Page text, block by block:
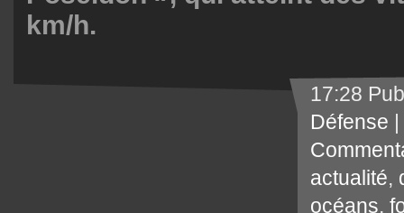
km/h.
17:28
Défense
actualité,
océans,